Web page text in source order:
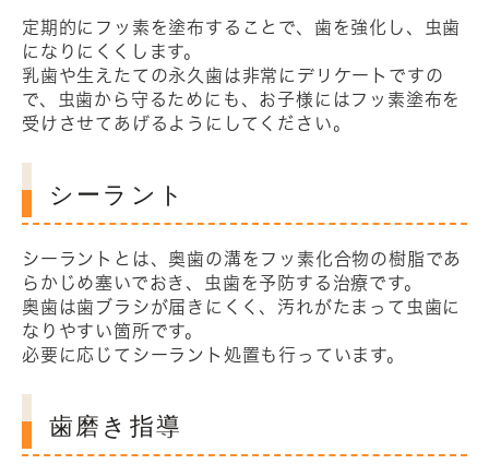
定期的にフッ素を塗布することで、歯を強化し、虫歯
になりにくくします。
乳歯や生えたての永久歯は非常にデリケートですの
で、虫歯から守るためにも、お子様にはフッ素塗布を
受けさせてあげるようにしてください。
シーラント
シーラントとは、奥歯の溝をフッ素化合物の樹脂であ
らかじめ塞いでおき、虫歯を予防する治療です。
奥歯は歯ブラシが届きにくく、汚れがたまって虫歯に
なりやすい箇所です。
必要に応じてシーラント処置も行っています。
歯磨き指導